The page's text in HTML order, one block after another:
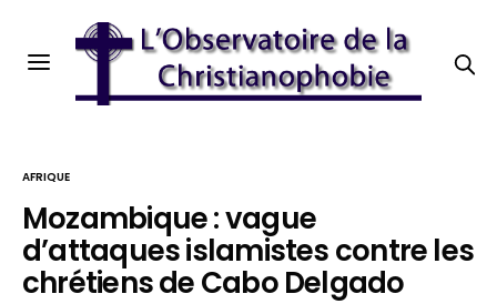
AFRIQUE
Mozambique : vague
d’attaques islamistes contre les
chrétiens de Cabo Delgado